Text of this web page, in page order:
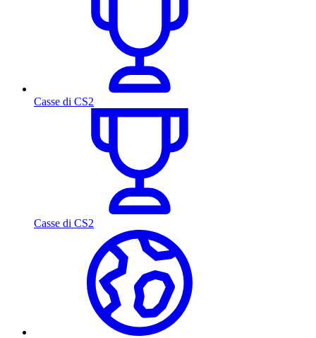
Casse di CS2
Casse di CS2